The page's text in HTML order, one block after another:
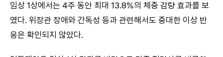
임상 1상에서는 4주 동안 최대 13.8%의 체중 감량 효과를 보
였다. 위장관 장애와 간독성 등과 관련해서도 중대한 이상 반
응은 확인되지 않았다.